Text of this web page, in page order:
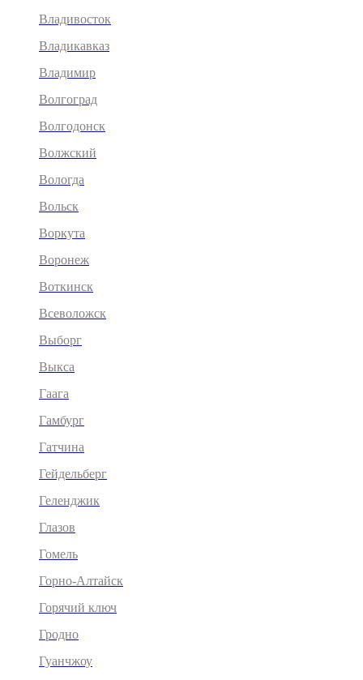
Владивосток
Владикавказ
Владимир
Волгоград
Волгодонск
Волжский
Вологда
Вольск
Воркута
Воронеж
Воткинск
Всеволожск
Выборг
Выкса
Гаага
Гамбург
Гатчина
Гейдельберг
Геленджик
Глазов
Гомель
Горно-Алтайск
Горячий ключ
Гродно
Гуанчжоу